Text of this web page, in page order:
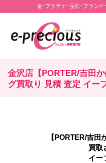
金･プラチナ･宝石･ブラン
金沢店【PORTER/吉田
グ買取り 見積 査定 イー
【PORTER/吉
買取
イー